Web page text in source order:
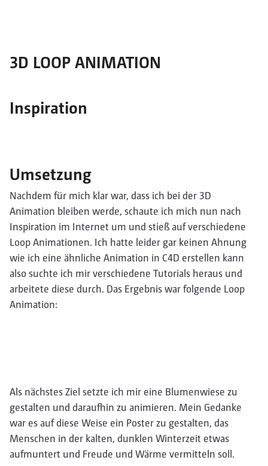
3D LOOP ANIMATION
Inspiration
Umsetzung
Nachdem für mich klar war, dass ich bei der 3D
Animation bleiben werde, schaute ich mich nun nach
Inspiration im Internet um und stieß auf verschiedene
Loop Animationen. Ich hatte leider gar keinen Ahnung
wie ich eine ähnliche Animation in C4D erstellen kann
also suchte ich mir verschiedene Tutorials heraus und
arbeitete diese durch. Das Ergebnis war folgende Loop
Animation:
Als nächstes Ziel setzte ich mir eine Blumenwiese zu
gestalten und daraufhin zu animieren. Mein Gedanke
war es auf diese Weise ein Poster zu gestalten, das
Menschen in der kalten, dunklen Winterzeit etwas
aufmuntert und Freude und Wärme vermitteln soll.